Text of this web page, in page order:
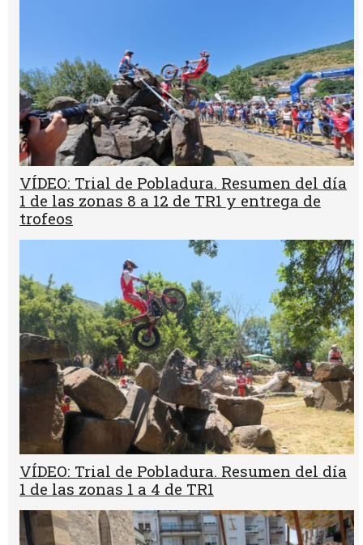
VÍDEO: Trial de Pobladura. Resumen del día
1 de las zonas 8 a 12 de TR1 y entrega de
trofeos
VÍDEO: Trial de Pobladura. Resumen del día
1 de las zonas 1 a 4 de TR1